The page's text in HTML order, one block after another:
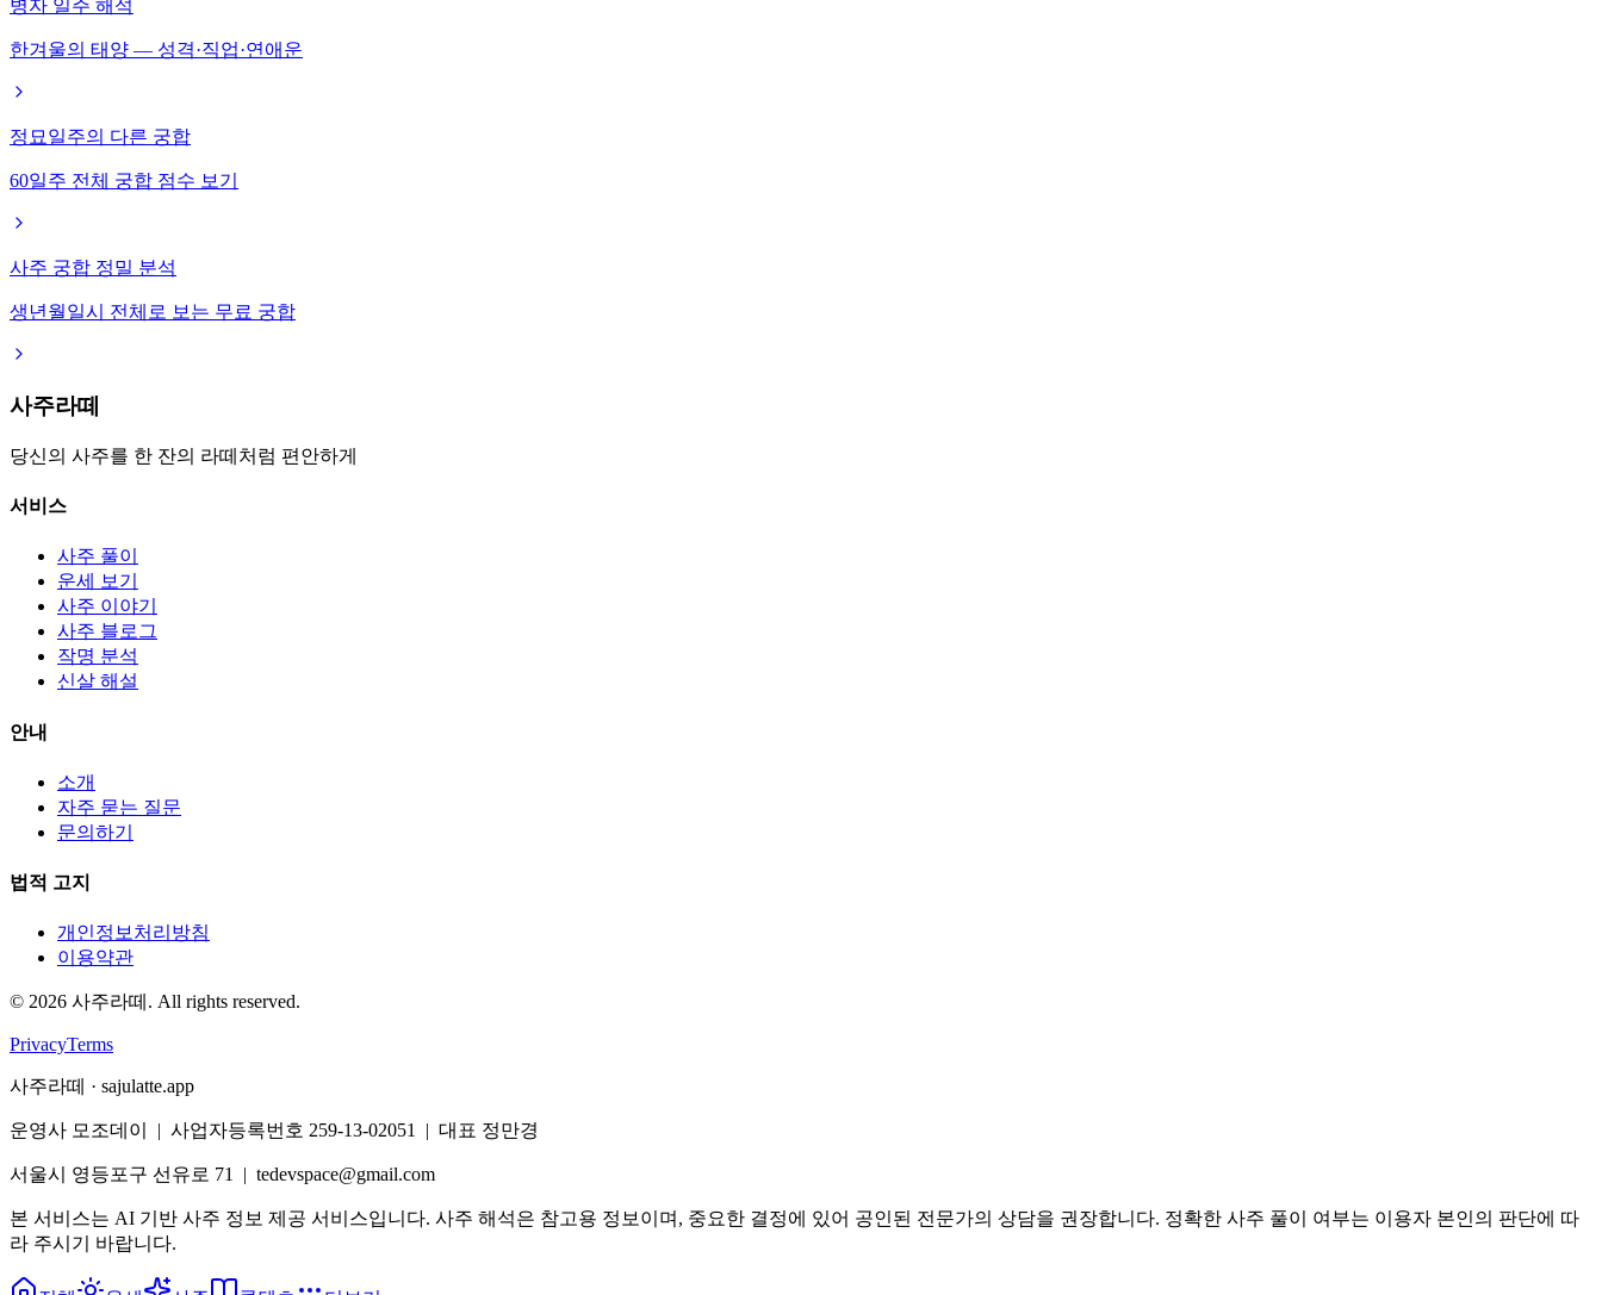
병자 일주 해석
한겨울의 태양 — 성격·직업·연애운
정묘일주의 다른 궁합
60일주 전체 궁합 점수 보기
사주 궁합 정밀 분석
생년월일시 전체로 보는 무료 궁합
사주라떼
당신의 사주를 한 잔의 라떼처럼 편안하게
서비스
사주 풀이
운세 보기
사주 이야기
사주 블로그
작명 분석
신살 해설
안내
소개
자주 묻는 질문
문의하기
법적 고지
개인정보처리방침
이용약관
© 2026 사주라떼. All rights reserved.
PrivacyTerms
사주라떼 · sajulatte.app
운영사 모조데이 | 사업자등록번호 259-13-02051 | 대표 정만경
서울시 영등포구 선유로 71 | tedevspace@gmail.com
본 서비스는 AI 기반 사주 정보 제공 서비스입니다. 사주 해석은 참고용 정보이며, 중요한 결정에 있어 공인된 전문가의 상담을 권장합니다. 정확한 사주 풀이 여부는 이용자 본인의 판단에 따
라 주시기 바랍니다.